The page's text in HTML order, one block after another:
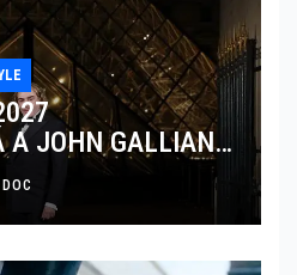
A JOHN GALLIANO
DEL REY
DOC